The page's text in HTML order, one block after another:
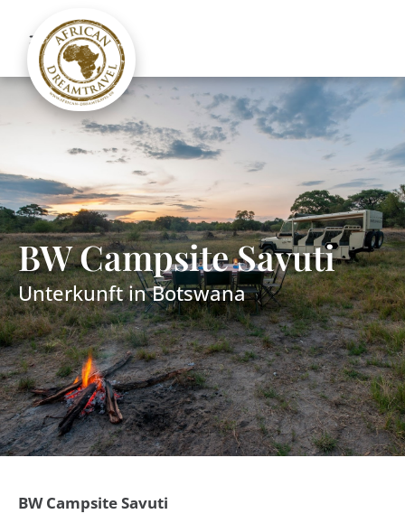
BW Campsite Savuti
Unterkunft inBotswana
BW Campsite Savuti